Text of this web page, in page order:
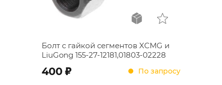
Болт с гайкой сегментов XCMG и
LiuGong 155-27-12181,01803-02228
400 ; По запросу